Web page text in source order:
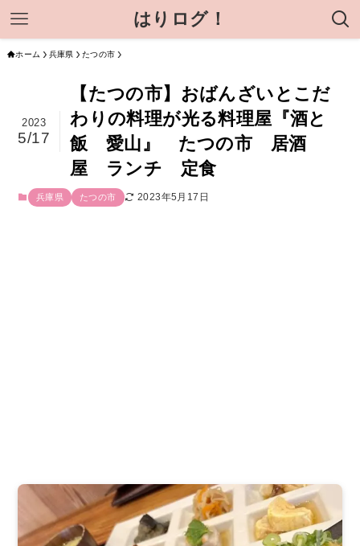
はりログ！
ホーム 兵庫県 たつの市
【たつの市】おばんざいとこだ
わりの料理が光る料理屋『酒と
飯 愛山』 たつの市 居酒
屋 ランチ 定食
2023
5/17
兵庫県 たつの市 2023年5月17日